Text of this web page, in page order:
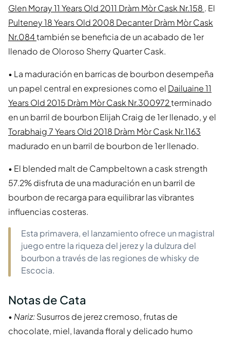
Glen Moray 11 Years Old 2011 Dràm Mòr Cask Nr.158 . El
Pulteney 18 Years Old 2008 Decanter Dràm Mòr Cask
Nr.084también se beneficia de un acabado de 1er
llenado de Oloroso Sherry Quarter Cask.
• La maduración en barricas de bourbon desempeña
un papel central en expresiones como el Dailuaine 11
Years Old 2015 Dràm Mòr Cask Nr.300972terminado
en un barril de bourbon Elijah Craig de 1er llenado, y el
Torabhaig 7 Years Old 2018 Dràm Mòr Cask Nr.1163
madurado en un barril de bourbon de 1er llenado.
• El blended malt de Campbeltown a cask strength
57.2% disfruta de una maduración en un barril de
bourbon de recarga para equilibrar las vibrantes
influencias costeras.
Esta primavera, el lanzamiento ofrece un magistral
juego entre la riqueza del jerez y la dulzura del
bourbon a través de las regiones de whisky de
Escocia.
Notas de Cata
• Nariz:Susurros de jerez cremoso, frutas de
chocolate, miel, lavanda floral y delicado humo